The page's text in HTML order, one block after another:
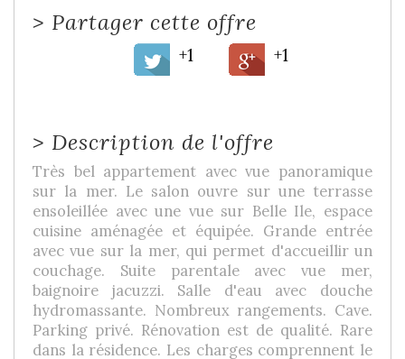
> Partager cette offre
+1 +1
> Description de l'offre
Très bel appartement avec vue panoramique
sur la mer. Le salon ouvre sur une terrasse
ensoleillée avec une vue sur Belle Ile, espace
cuisine aménagée et équipée. Grande entrée
avec vue sur la mer, qui permet d'accueillir un
couchage. Suite parentale avec vue mer,
baignoire jacuzzi. Salle d'eau avec douche
hydromassante. Nombreux rangements. Cave.
Parking privé. Rénovation est de qualité. Rare
dans la résidence. Les charges comprennent le